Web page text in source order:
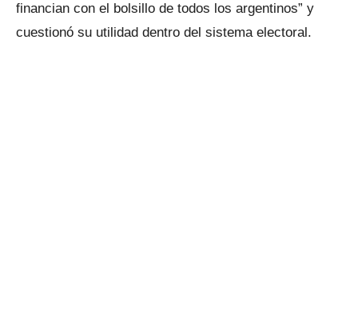
financian con el bolsillo de todos los argentinos” y
cuestionó su utilidad dentro del sistema electoral.